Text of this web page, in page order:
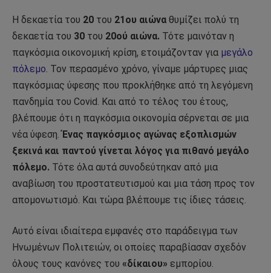
Η δεκαετία του 20 του 21ου αιώνα θυμίζει πολύ τη
δεκαετία του 30 του 20ού αιώνα. Τότε μαινόταν η
παγκόσμια οικονομική κρίση, ετοιμάζονταν για μεγάλο
πόλεμο. Τον περασμένο χρόνο, γίναμε μάρτυρες μιας
παγκόσμιας ύφεσης που προκλήθηκε από τη λεγόμενη
πανδημία του Covid. Και από το τέλος του έτους,
βλέπουμε ότι η παγκόσμια οικονομία σέρνεται σε μια
νέα ύφεση.Ένας παγκόσμιος αγώνας εξοπλισμών
ξεκινά και παντού γίνεται λόγος για πιθανό μεγάλο
πόλεμο. Τότε όλα αυτά συνοδεύτηκαν από μια
αναβίωση του προστατευτισμού και μια τάση προς τον
απομονωτισμό. Και τώρα βλέπουμε τις ίδιες τάσεις.
Αυτό είναι ιδιαίτερα εμφανές στο παράδειγμα των
Ηνωμένων Πολιτειών, οι οποίες παραβίασαν σχεδόν
όλους τους κανόνες του «δίκαιου» εμπορίου.